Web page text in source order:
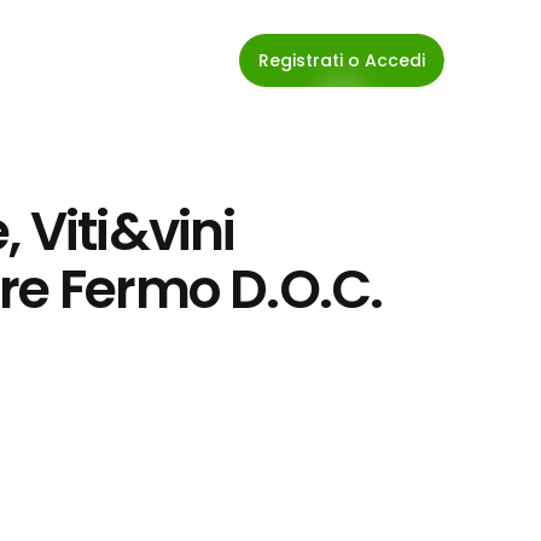
Registrati o Accedi
Viti&vini
Fermo D.O.C.